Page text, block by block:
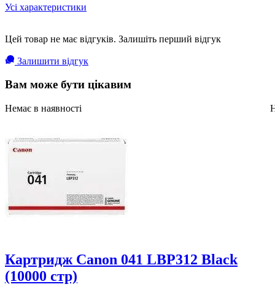
Усі характеристики
Цей товар не має відгуків. Залишіть перший відгук
Залишити відгук
Вам може бути цікавим
Немає в наявності
Картридж Canon 041 LBP312 Black
(10000 стр)